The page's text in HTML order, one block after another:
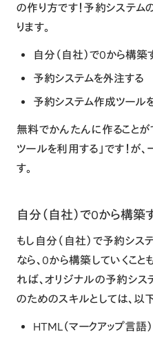
の作り方です！予約システム
ります。
自分（自社）で0から構築
予約システムを外注する
予約システム作成ツール
無料でかんたんに作ること
ツールを利用する」です！が
す。
自分（自社）で0から構築
もし自分（自社）で予約シス
なら、0から構築していくこ
れば、オリジナルの予約シス
のためのスキルとしては、以
HTML（マークアップ言語）